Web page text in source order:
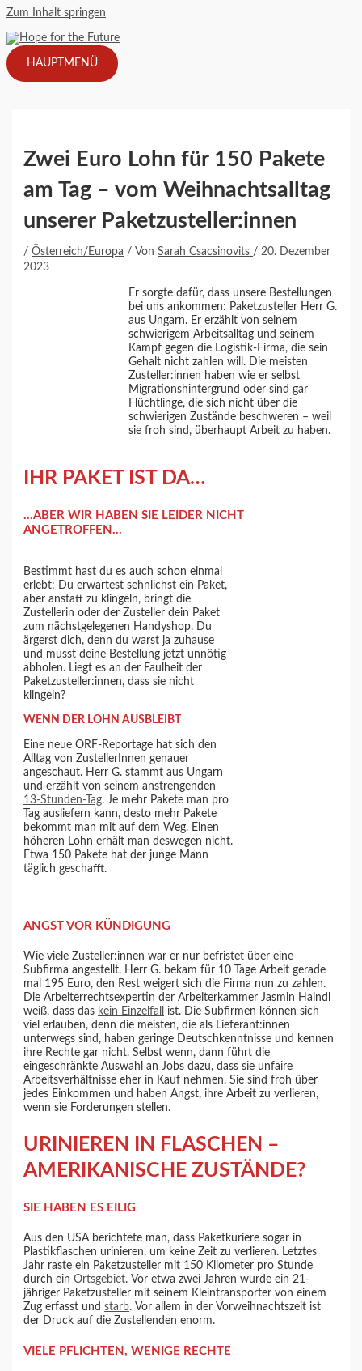
Zum Inhalt springen
HAUPTMENÜ
Zwei Euro Lohn für 150 Pakete
am Tag – vom Weihnachtsalltag
unserer Paketzusteller:innen
/Österreich/Europa / VonSarah Csacsinovits /20. Dezember
2023
Er sorgte dafür, dass unsere Bestellungen
bei uns ankommen: Paketzusteller Herr G.
aus Ungarn. Er erzählt von seinem
schwierigem Arbeitsalltag und seinem
Kampf gegen die Logistik-Firma, die sein
Gehalt nicht zahlen will. Die meisten
Zusteller:innen haben wie er selbst
Migrationshintergrund oder sind gar
Flüchtlinge, die sich nicht über die
schwierigen Zustände beschweren – weil
sie froh sind, überhaupt Arbeit zu haben.
IHR PAKET IST DA…
…ABER WIR HABEN SIE LEIDER NICHT
ANGETROFFEN…
Bestimmt hast du es auch schon einmal
erlebt: Du erwartest sehnlichst ein Paket,
aber anstatt zu klingeln, bringt die
Zustellerin oder der Zusteller dein Paket
zum nächstgelegenen Handyshop. Du
ärgerst dich, denn du warst ja zuhause
und musst deine Bestellung jetzt unnötig
abholen. Liegt es an der Faulheit der
Paketzusteller:innen, dass sie nicht
klingeln?
WENN DER LOHN AUSBLEIBT
Eine neue ORF-Reportage hat sich den
Alltag von ZustellerInnen genauer
angeschaut. Herr G. stammt aus Ungarn
und erzählt von seinem anstrengenden
13-Stunden-Tag. Je mehr Pakete man pro
Tag ausliefern kann, desto mehr Pakete
bekommt man mit auf dem Weg. Einen
höheren Lohn erhält man deswegen nicht.
Etwa 150 Pakete hat der junge Mann
täglich geschafft.
ANGST VOR KÜNDIGUNG
Wie viele Zusteller:innen war er nur befristet über eine
Subfirma angestellt. Herr G. bekam für 10 Tage Arbeit gerade
mal 195 Euro, den Rest weigert sich die Firma nun zu zahlen.
Die Arbeiterrechtsexpertin der Arbeiterkammer Jasmin Haindl
weiß, dass das kein Einzelfall
ist. Die Subfirmen können sich
viel erlauben, denn die meisten, die als Lieferant:innen
unterwegs sind, haben geringe Deutschkenntnisse und kennen
ihre Rechte gar nicht. Selbst wenn, dann führt die
eingeschränkte Auswahl an Jobs dazu, dass sie unfaire
Arbeitsverhältnisse eher in Kauf nehmen. Sie sind froh über
jedes Einkommen und haben Angst, ihre Arbeit zu verlieren,
wenn sie Forderungen stellen.
URINIEREN IN FLASCHEN –
AMERIKANISCHE ZUSTÄNDE?
SIE HABEN ES EILIG
Aus den USA berichtete man, dass Paketkuriere sogar in
Plastikflaschen urinieren, um keine Zeit zu verlieren. Letztes
Jahr raste ein Paketzusteller mit 150 Kilometer pro Stunde
durch einOrtsgebiet. Vor etwa zwei Jahren wurde ein 21-
jähriger Paketzusteller mit seinem Kleintransporter von einem
Zug erfasst undstarb. Vor allem in der Vorweihnachtszeit ist
der Druck auf die Zustellenden enorm.
VIELE PFLICHTEN, WENIGE RECHTE